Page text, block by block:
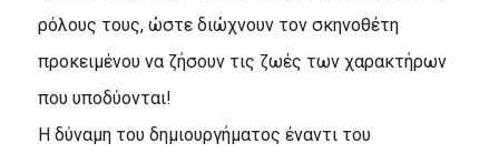
ρόλους τους, ώστε διώχνουν τον σκηνοθέτη
προκειμένου να ζήσουν τις ζωές των χαρακτήρων
που υποδύονται!
Η δύναμη του δημιουργήματος έναντι του